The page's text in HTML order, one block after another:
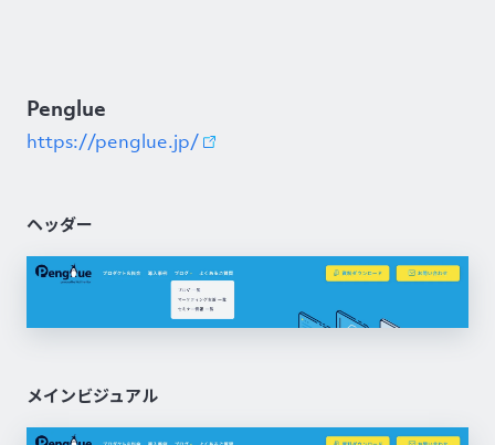
Penglue
https://penglue.jp/
ヘッダー
メインビジュアル